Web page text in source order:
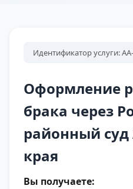
Идентификатор услуги:
Оформление
брака через
районный суд
края
Вы получаете: